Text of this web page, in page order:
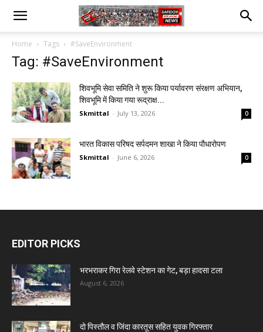
Home Tags #SaveEnvironment
Tag: #SaveEnvironment
शिवभूमि सेवा समिति ने शुरू किया पर्यावरण संरक्षण अभियान,
शिवभूमि में किया गया रूद्राक्ष...
Skmittal - July 13, 2026 0
भारत विकास परिषद सर्पदमन शाखा ने किया पौधारोपण
Skmittal - June 6, 2026 0
EDITOR PICKS
भरभराकर गिरा रेलवे स्टेशन का गेट, बड़ा हादसा टला
August 6, 2026
दो पिस्तौल व जिंदा कारतूस सहित युवक गिरफ्तार